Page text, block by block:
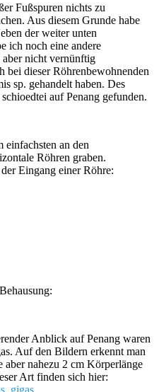
Fußspuren nichts zu
Aus diesem Grunde habe
der weiter unten
ich noch eine andere
nicht vernünftig
bei dieser Röhrenbewohnenden
sp. gehandelt haben. Des
auf Penang gefunden.
einfachsten an den
Röhren graben.
Eingang einer Röhre:
Anblick auf Penang waren
Auf den Bildern erkennt man
nahezu 2 cm Körperlänge
Art finden sich hier: